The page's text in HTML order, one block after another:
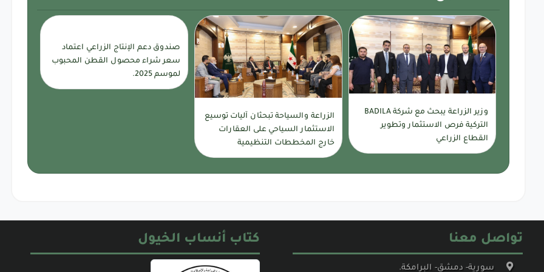
صندوق دعم الإنتاج الزراعي اعتماد
سعر شراء محصول القطن المحبوب
لموسم 2025.
الزراعة والسياحة تبحثان آليات توسيع
الاستثمار السياحي على العقارات
خارج المخططات التنظيمية
وزير الزراعة يبحث مع شركة BADILA
التركية فرص الاستثمار وتطوير
القطاع الزراعي
تواصل معنا
سورية- دمشق- البرامكة.
كتاب أنساب الخيول